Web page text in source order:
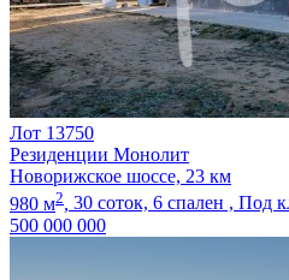
Лот 13750
Резиденции Монолит
Новорижское шоссе, 23 км
980 м2, 30 соток, 6 спален , Под
500 000 000